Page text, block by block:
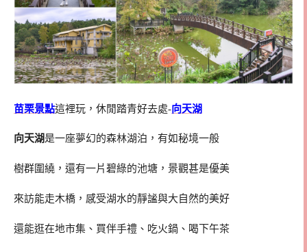
苗栗景點這裡玩，休閒踏青好去處-向天湖
向天湖是一座夢幻的森林湖泊，有如秘境一般
樹群圍繞，還有一片碧綠的池塘，景觀甚是優美
來訪能走木橋，感受湖水的靜謐與大自然的美好
還能逛在地市集、買伴手禮、吃火鍋、喝下午茶